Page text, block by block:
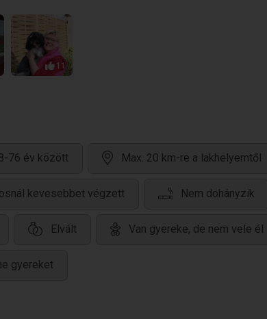
11
76 év között Max. 20 km-re a lakhelyemtől
kevesebbet végzett Nem dohányzik
Elvált Van gyereke, de nem vele él
gyereket